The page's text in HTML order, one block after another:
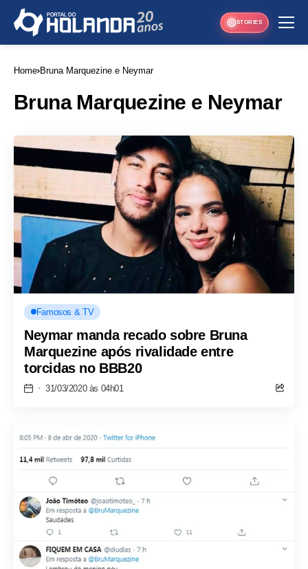
STORIES
Home Bruna Marquezine e Neymar
Bruna Marquezine e Neymar
Famosos & TV
Neymar manda recado sobre Bruna
Marquezine após rivalidade entre
torcidas no BBB20
31/03/2020 às 04h01